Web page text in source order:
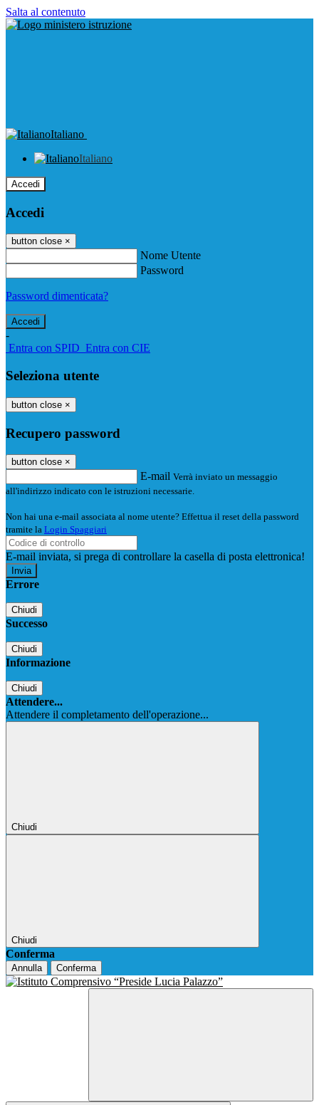
Salta al contenuto
Italiano
Italiano
Accedi
Accedi
button close ×
Nome Utente
Password
Password dimenticata?
-
Entra con SPID Entra con CIE
Seleziona utente
button close ×
Recupero password
button close ×
E-mail Verrà inviato un messaggio
all'indirizzo indicato con le istruzioni necessarie.
Non hai una e-mail associata al nome utente? Effettua il reset della password
tramite la Login Spaggiari
E-mail inviata, si prega di controllare la casella di posta elettronica!
Errore
Chiudi
Successo
Chiudi
Informazione
Chiudi
Attendere...
Attendere il completamento dell'operazione...
Chiudi
Chiudi
Conferma
Annulla Conferma